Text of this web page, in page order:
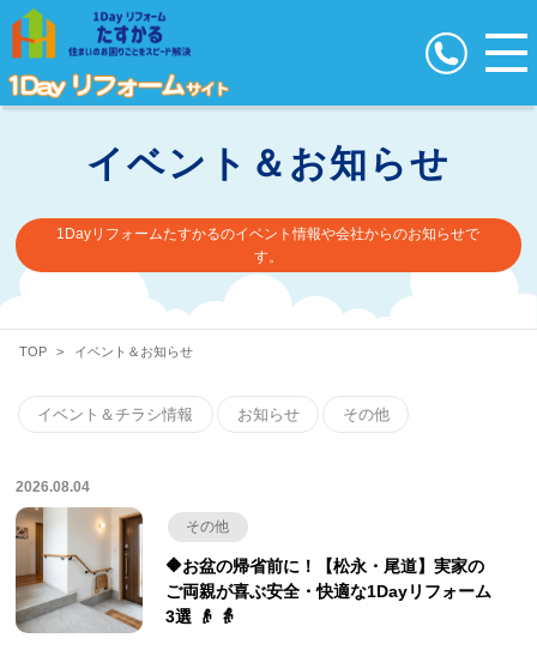
イベント＆お知らせ
1Dayリフォームたすかるのイベント情報や会社からのお知らせで
す。
TOP > イベント＆お知らせ
イベント＆チラシ情報 お知らせ その他
2026.08.04
その他
🔶お盆の帰省前に！【松永・尾道】実家の
ご両親が喜ぶ安全・快適な1Dayリフォーム
3選 👴 👵